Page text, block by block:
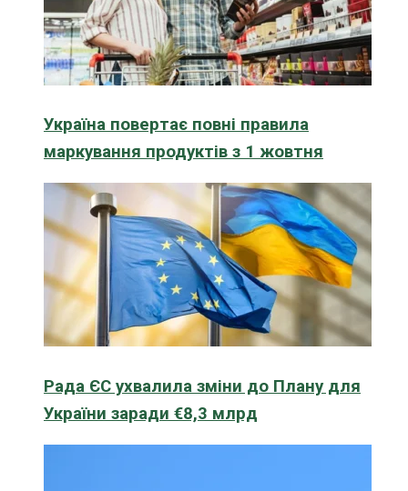
Україна повертає повні правила
маркування продуктів з 1 жовтня
Рада ЄС ухвалила зміни до Плану для
України заради €8,3 млрд